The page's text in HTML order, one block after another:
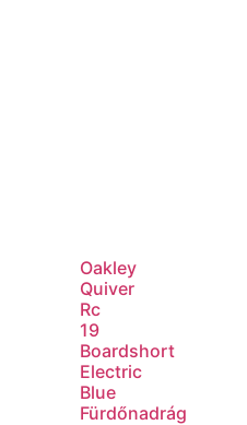
Oakley
Quiver
Rc
19
Boardshort
Electric
Blue
Fürdőnadrág